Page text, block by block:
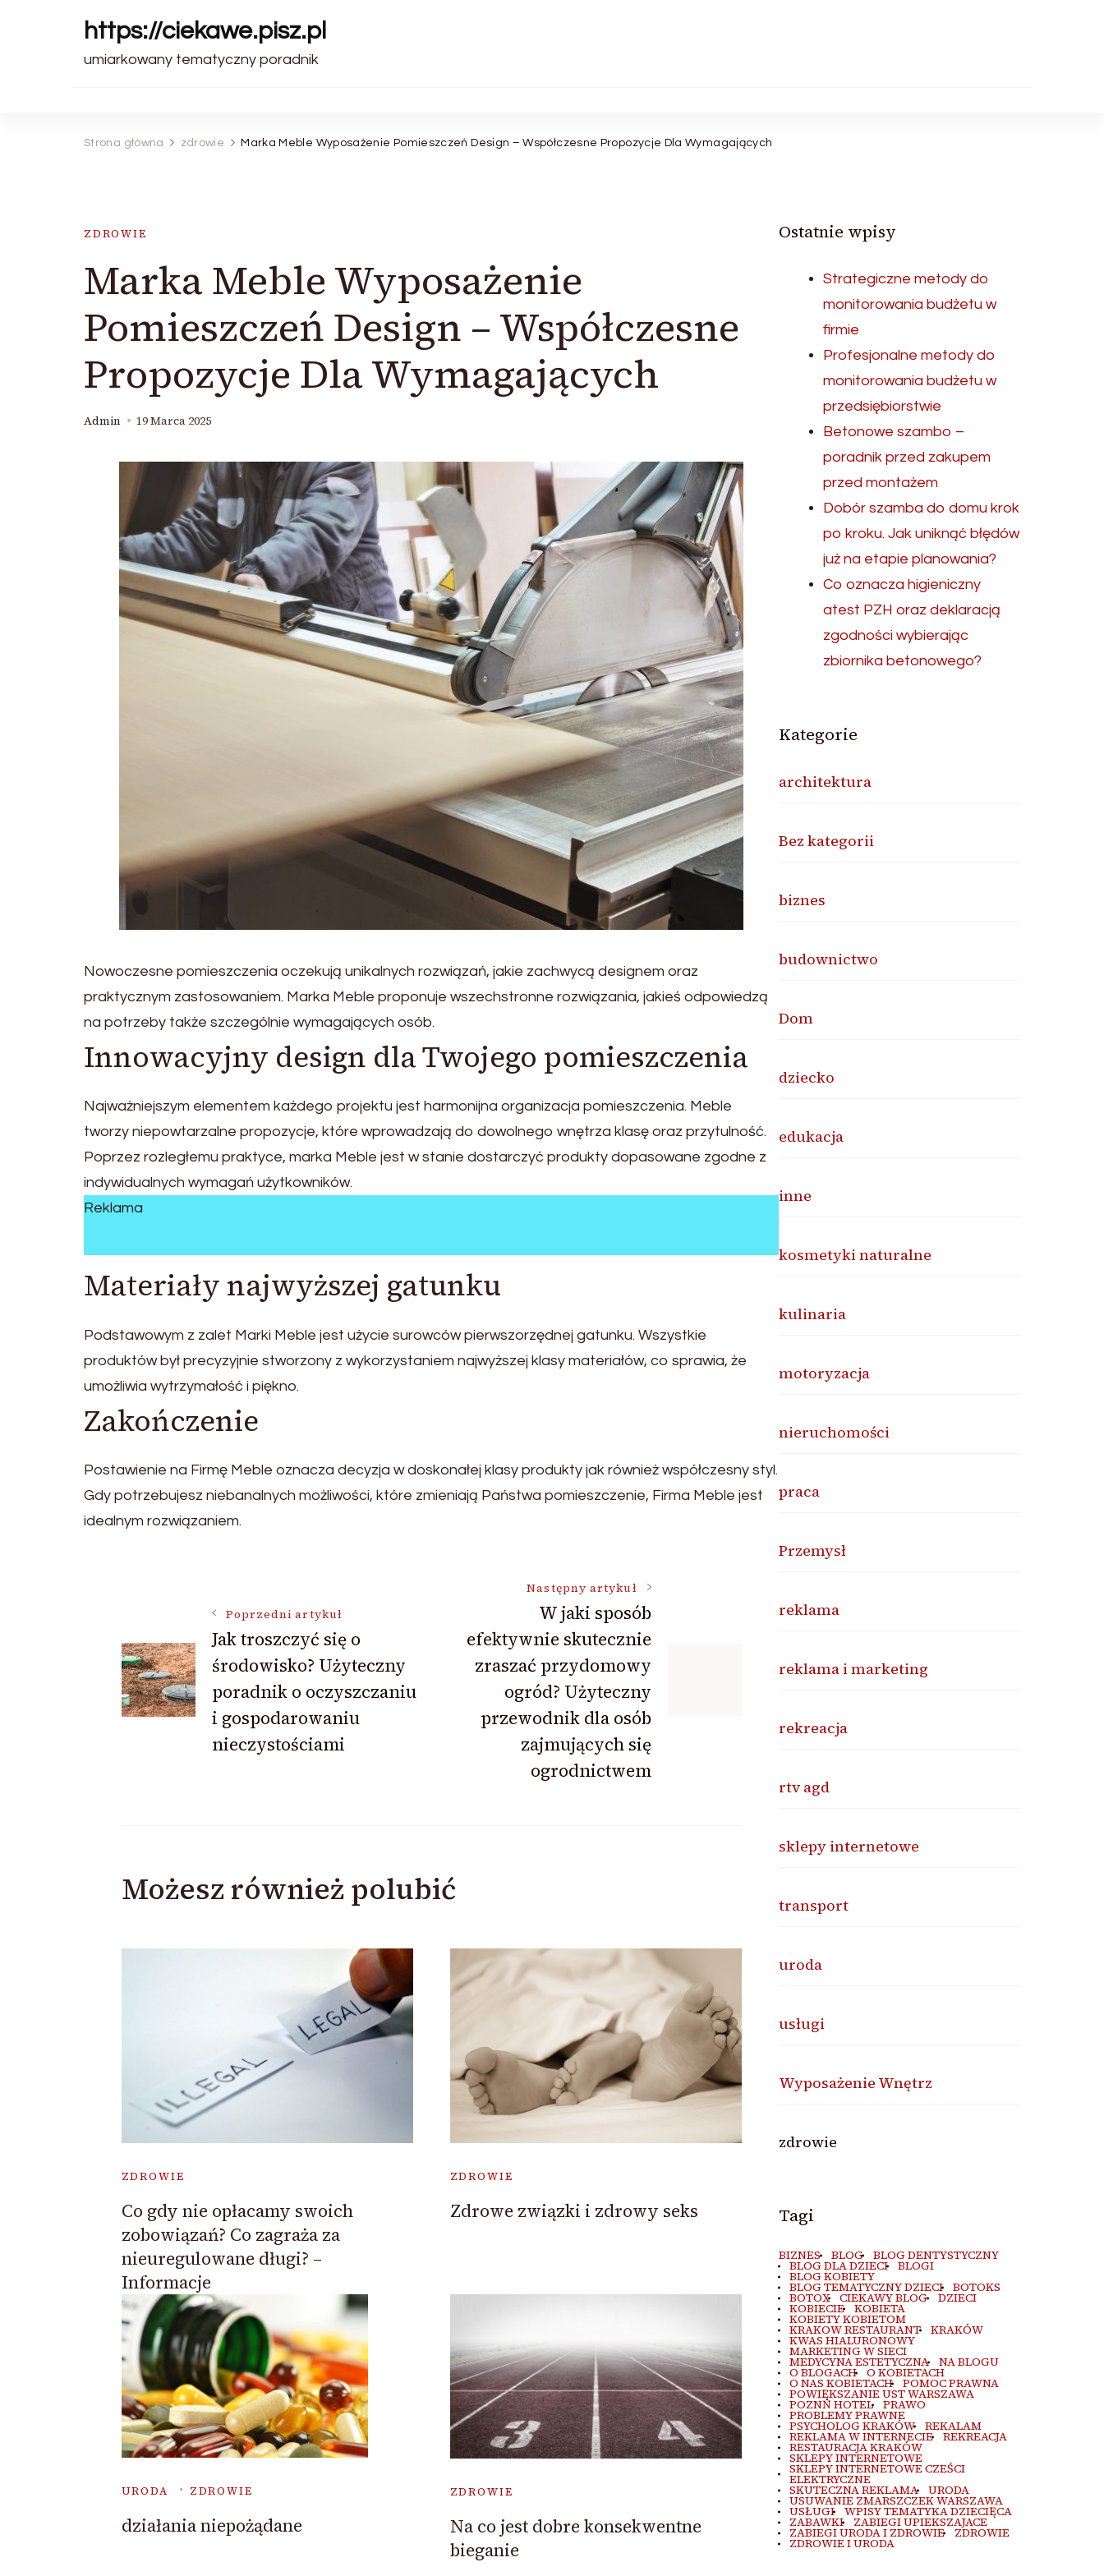
https://ciekawe.pisz.pl
umiarkowany tematyczny poradnik
Strona główna zdrowie Marka Meble Wyposażenie Pomieszczeń Design – Współczesne Propozycje Dla Wymagających
ZDROWIE
Marka Meble Wyposażenie
Pomieszczeń Design – Współczesne
Propozycje Dla Wymagających
Admin 19 Marca 2025
Nowoczesne pomieszczenia oczekują unikalnych rozwiązań, jakie zachwycą designem oraz
praktycznym zastosowaniem. Marka Meble proponuje wszechstronne rozwiązania, jakieś odpowiedzą
na potrzeby także szczególnie wymagających osób.
Innowacyjny design dla Twojego pomieszczenia
Najważniejszym elementem każdego projektu jest harmonijna organizacja pomieszczenia. Meble
tworzy niepowtarzalne propozycje, które wprowadzają do dowolnego wnętrza klasę oraz przytulność.
Poprzez rozległemu praktyce, marka Meble jest w stanie dostarczyć produkty dopasowane zgodne z
indywidualnych wymagań użytkowników.
Reklama
Materiały najwyższej gatunku
Podstawowym z zalet Marki Meble jest użycie surowców pierwszorzędnej gatunku. Wszystkie
produktów był precyzyjnie stworzony z wykorzystaniem najwyższej klasy materiałów, co sprawia, że
umożliwia wytrzymałość i piękno.
Zakończenie
Postawienie na Firmę Meble oznacza decyzja w doskonałej klasy produkty jak również współczesny styl.
Gdy potrzebujesz niebanalnych możliwości, które zmieniają Państwa pomieszczenie, Firma Meble jest
idealnym rozwiązaniem.
Nawigacja
wpisu
Poprzedni artykuł
Jak troszczyć się o
środowisko? Użyteczny
poradnik o oczyszczaniu
i gospodarowaniu
nieczystościami
Następny artykuł
W jaki sposób
efektywnie skutecznie
zraszać przydomowy
ogród? Użyteczny
przewodnik dla osób
zajmujących się
ogrodnictwem
Możesz również polubić
ZDROWIE
Co gdy nie opłacamy swoich
zobowiązań? Co zagraża za
nieuregulowane długi? –
Informacje
ZDROWIE
Zdrowe związki i zdrowy seks
URODA ZDROWIE
działania niepożądane
ZDROWIE
Na co jest dobre konsekwentne
bieganie
Ostatnie wpisy
Strategiczne metody do
monitorowania budżetu w
firmie
Profesjonalne metody do
monitorowania budżetu w
przedsiębiorstwie
Betonowe szambo –
poradnik przed zakupem
przed montażem
Dobór szamba do domu krok
po kroku. Jak uniknąć błędów
już na etapie planowania?
Co oznacza higieniczny
atest PZH oraz deklaracją
zgodności wybierając
zbiornika betonowego?
Kategorie
architektura
Bez kategorii
biznes
budownictwo
Dom
dziecko
edukacja
inne
kosmetyki naturalne
kulinaria
motoryzacja
nieruchomości
praca
Przemysł
reklama
reklama i marketing
rekreacja
rtv agd
sklepy internetowe
transport
uroda
usługi
Wyposażenie Wnętrz
zdrowie
Tagi
BIZNES BLOG BLOG DENTYSTYCZNY
BLOG DLA DZIECI BLOGI
BLOG KOBIETY
BLOG TEMATYCZNY DZIECI BOTOKS
BOTOX CIEKAWY BLOG DZIECI
KOBIECIE KOBIETA
KOBIETY KOBIETOM
KRAKOW RESTAURANT KRAKÓW
KWAS HIALURONOWY
MARKETING W SIECI
MEDYCYNA ESTETYCZNA NA BLOGU
O BLOGACH O KOBIETACH
O NAS KOBIETACH POMOC PRAWNA
POWIĘKSZANIE UST WARSZAWA
POZNŃ HOTEL PRAWO
PROBLEMY PRAWNE
PSYCHOLOG KRAKÓW REKALAM
REKLAMA W INTERNECIE REKREACJA
RESTAURACJA KRAKÓW
SKLEPY INTERNETOWE
SKLEPY INTERNETOWE CZEŚCI
ELEKTRYCZNE
SKUTECZNA REKLAMA URODA
USUWANIE ZMARSZCZEK WARSZAWA
USŁUGI WPISY TEMATYKA DZIECIĘCA
ZABAWKI ZABIEGI UPIEKSZAJACE
ZABIEGI URODA I ZDROWIE ZDROWIE
ZDROWIE I URODA